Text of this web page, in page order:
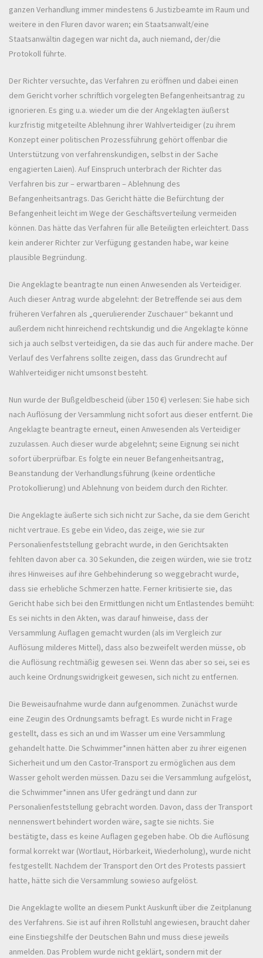
ganzen Verhandlung immer mindestens 6 Justizbeamte im Raum und
weitere in den Fluren davor waren; ein Staatsanwalt/eine
Staatsanwältin dagegen war nicht da, auch niemand, der/die
Protokoll führte.
Der Richter versuchte, das Verfahren zu eröffnen und dabei einen
dem Gericht vorher schriftlich vorgelegten Befangenheitsantrag zu
ignorieren. Es ging u.a. wieder um die der Angeklagten äußerst
kurzfristig mitgeteilte Ablehnung ihrer Wahlverteidiger (zu ihrem
Konzept einer politischen Prozessführung gehört offenbar die
Unterstützung von verfahrenskundigen, selbst in der Sache
engagierten Laien). Auf Einspruch unterbrach der Richter das
Verfahren bis zur – erwartbaren – Ablehnung des
Befangenheitsantrags. Das Gericht hätte die Befürchtung der
Befangenheit leicht im Wege der Geschäftsverteilung vermeiden
können. Das hätte das Verfahren für alle Beteiligten erleichtert. Dass
kein anderer Richter zur Verfügung gestanden habe, war keine
plausible Begründung.
Die Angeklagte beantragte nun einen Anwesenden als Verteidiger.
Auch dieser Antrag wurde abgelehnt: der Betreffende sei aus dem
früheren Verfahren als „querulierender Zuschauer“ bekannt und
außerdem nicht hinreichend rechtskundig und die Angeklagte könne
sich ja auch selbst verteidigen, da sie das auch für andere mache. Der
Verlauf des Verfahrens sollte zeigen, dass das Grundrecht auf
Wahlverteidiger nicht umsonst besteht.
Nun wurde der Bußgeldbescheid (über 150 €) verlesen: Sie habe sich
nach Auflösung der Versammlung nicht sofort aus dieser entfernt. Die
Angeklagte beantragte erneut, einen Anwesenden als Verteidiger
zuzulassen. Auch dieser wurde abgelehnt; seine Eignung sei nicht
sofort überprüfbar. Es folgte ein neuer Befangenheitsantrag,
Beanstandung der Verhandlungsführung (keine ordentliche
Protokollierung) und Ablehnung von beidem durch den Richter.
Die Angeklagte äußerte sich sich nicht zur Sache, da sie dem Gericht
nicht vertraue. Es gebe ein Video, das zeige, wie sie zur
Personalienfeststellung gebracht wurde, in den Gerichtsakten
fehlten davon aber ca. 30 Sekunden, die zeigen würden, wie sie trotz
ihres Hinweises auf ihre Gehbehinderung so weggebracht wurde,
dass sie erhebliche Schmerzen hatte. Ferner kritisierte sie, das
Gericht habe sich bei den Ermittlungen nicht um Entlastendes bemüht:
Es sei nichts in den Akten, was darauf hinweise, dass der
Versammlung Auflagen gemacht wurden (als im Vergleich zur
Auflösung milderes Mittel), dass also bezweifelt werden müsse, ob
die Auflösung rechtmäßig gewesen sei. Wenn das aber so sei, sei es
auch keine Ordnungswidrigkeit gewesen, sich nicht zu entfernen.
Die Beweisaufnahme wurde dann aufgenommen. Zunächst wurde
eine Zeugin des Ordnungsamts befragt. Es wurde nicht in Frage
gestellt, dass es sich an und im Wasser um eine Versammlung
gehandelt hatte. Die Schwimmer*innen hätten aber zu ihrer eigenen
Sicherheit und um den Castor-Transport zu ermöglichen aus dem
Wasser geholt werden müssen. Dazu sei die Versammlung aufgelöst,
die Schwimmer*innen ans Ufer gedrängt und dann zur
Personalienfeststellung gebracht worden. Davon, dass der Transport
nennenswert behindert worden wäre, sagte sie nichts. Sie
bestätigte, dass es keine Auflagen gegeben habe. Ob die Auflösung
formal korrekt war (Wortlaut, Hörbarkeit, Wiederholung), wurde nicht
festgestellt. Nachdem der Transport den Ort des Protests passiert
hatte, hätte sich die Versammlung sowieso aufgelöst.
Die Angeklagte wollte an diesem Punkt Auskunft über die Zeitplanung
des Verfahrens. Sie ist auf ihren Rollstuhl angewiesen, braucht daher
eine Einstiegshilfe der Deutschen Bahn und muss diese jeweils
anmelden. Das Problem wurde nicht geklärt, sondern mit der